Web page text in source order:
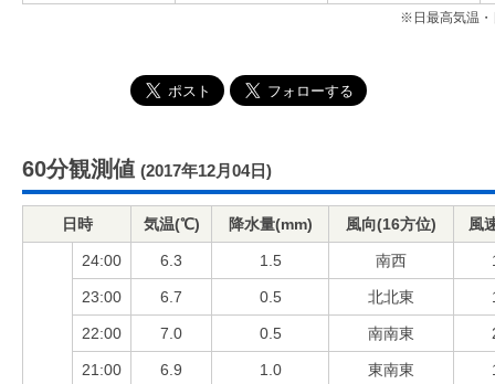
※日最高気温・
60分観測値 (2017年12月04日)
日時 気温(℃) 降水量(mm) 風向(16方位) 風
24:00 6.3 1.5 南西
23:00 6.7 0.5 北北東
22:00 7.0 0.5 南南東
21:00 6.9 1.0 東南東